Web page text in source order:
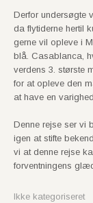
Derfor undersøgte
da flytiderne hertil
gerne vil opleve i
blå. Casablanca,
verdens 3. største
for at opleve den
at have en
Denne rejse ser vi
igen at stifte
vi at denne rejse
forventningens
Ikke kategoriseret